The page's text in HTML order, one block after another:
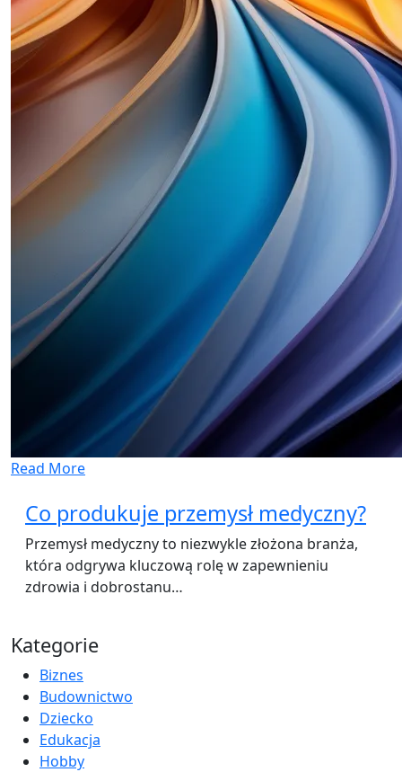
Read More
Co produkuje przemysł medyczny?
Przemysł medyczny to niezwykle złożona branża,
która odgrywa kluczową rolę w zapewnieniu
zdrowia i dobrostanu…
Kategorie
Biznes
Budownictwo
Dziecko
Edukacja
Hobby